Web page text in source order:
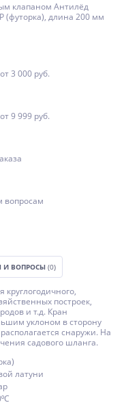
клапаном Антилёд
(футорка), длина 200 мм
3 000 руб.
9 999 руб.
вопросам
И ВОПРОСЫ (0)
построек,
и т.д. Кран
уклоном в сторону
снаружи. На
садового шланга.
латуни